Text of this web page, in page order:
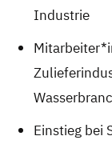
Industrie
Einstieg bei